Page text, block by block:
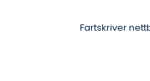
Fartskriver